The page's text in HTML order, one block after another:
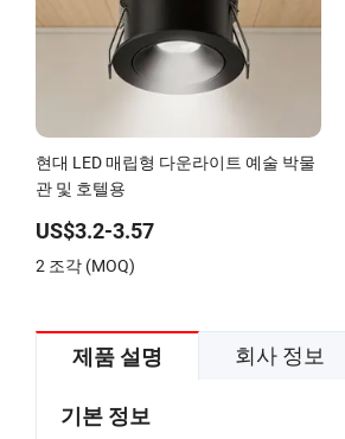
현대 LED 매립형 다운라이트 예술 박물
관 및 호텔용
US$3.2-3.57
2 조각 (MOQ)
제품 설명 회사 정보
기본 정보